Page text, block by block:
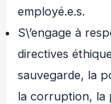
employé.e.s.
S\’engage à
directives
sauvegarde, la
la corruption, la